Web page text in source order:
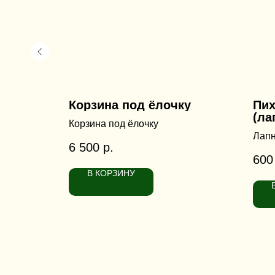
Корзина под ёлочку
Корзина под ёлочку
6 500 р.
В КОРЗИНУ
600